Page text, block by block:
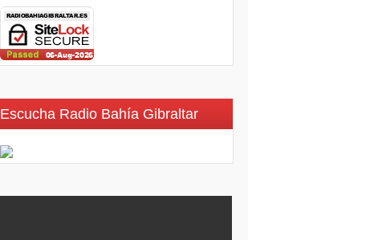
Escucha Radio Bahía Gibraltar